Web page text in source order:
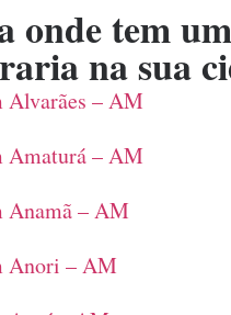
onde tem
na sua
Alvarães – AM
Amaturá – AM
Anamã – AM
Anori – AM